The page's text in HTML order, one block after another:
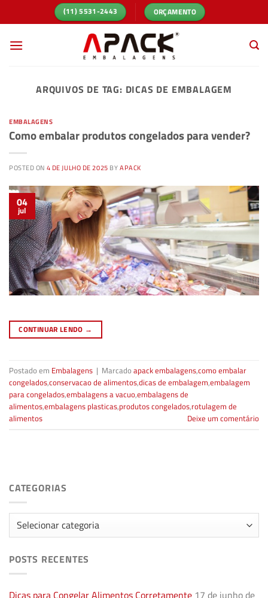
to
(11) 5531-2443 ORÇAMENTO
ARQUIVOS DE TAG: DICAS DE EMBALAGEM
EMBALAGENS
Como embalar produtos congelados para vender?
POSTED ON 4 DE JULHO DE 2025 BYAPACK
04
jul
CONTINUAR LENDO →
Postado em Embalagens | Marcadoapack embalagens,como embalar
congelados,conservacao de alimentos,dicas de embalagem,embalagem
para congelados,embalagens a vacuo,embalagens de
alimentos,embalagens plasticas,produtos congelados,rotulagem de
alimentos
Deixe um comentário
CATEGORIAS
Categorias
POSTS RECENTES
Dicas para Congelar Alimentos Corretamente 17 de junho de